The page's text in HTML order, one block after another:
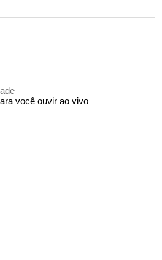
você ouvir ao vivo